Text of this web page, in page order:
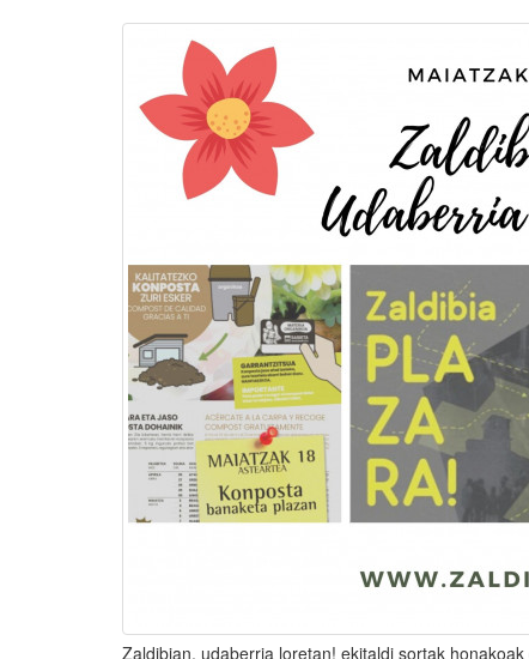
Zaldibian, udaberria loretan! ekitaldi sortak